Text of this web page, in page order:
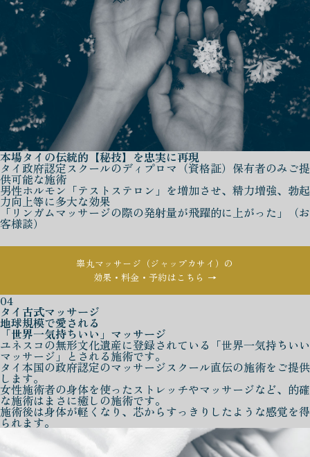
本場タイの伝統的【秘技】を忠実に再現
タイ政府認定スクールのディプロマ（資格証）保有者のみご提
供可能な施術
男性ホルモン「テストステロン」を増加させ、精力増強、勃起
力向上等に多大な効果
「リンガムマッサージの際の発射量が飛躍的に上がった」（お
客様談）
睾丸マッサージ（ジャップカサイ）の
効果・料金・予約はこちら →
04
タイ古式マッサージ
地球規模で愛される
「世界一気持ちいい」マッサージ
ユネスコの無形文化遺産に登録されている「世界一気持ちいい
マッサージ」とされる施術です。
タイ本国の政府認定のマッサージスクール直伝の施術をご提供
します。
女性施術者の身体を使ったストレッチやマッサージなど、的確
な施術はまさに癒しの施術です。
施術後は身体が軽くなり、芯からすっきりしたような感覚を得
られます。